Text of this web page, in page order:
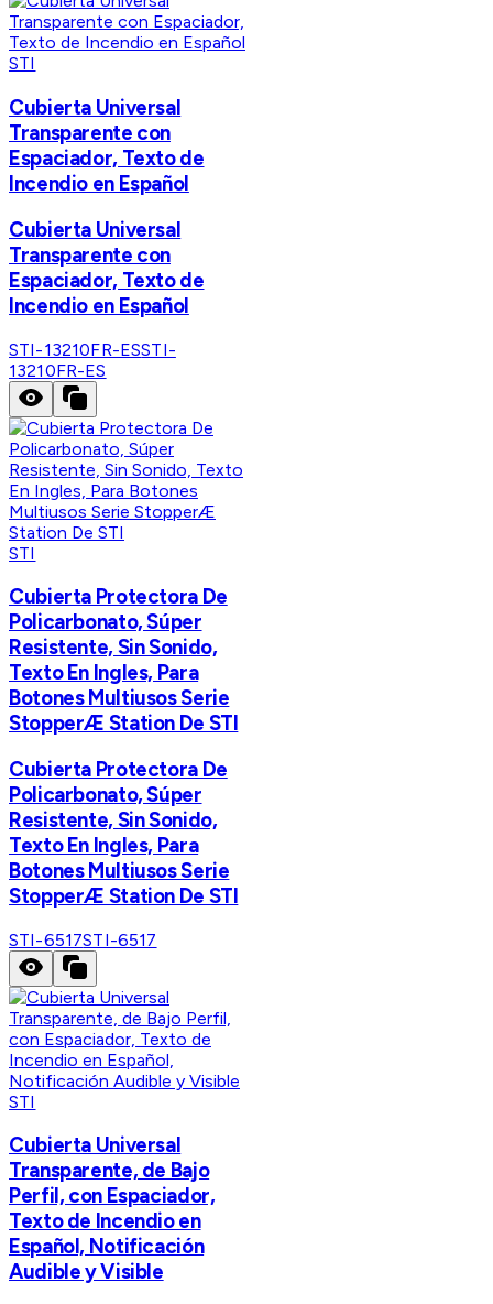
STI
Cubierta Universal
Transparente con
Espaciador, Texto de
Incendio en Español
Cubierta Universal
Transparente con
Espaciador, Texto de
Incendio en Español
STI-13210FR-ESSTI-
13210FR-ES
STI
Cubierta Protectora De
Policarbonato, Súper
Resistente, Sin Sonido,
Texto En Ingles, Para
Botones Multiusos Serie
StopperÆ Station De STI
Cubierta Protectora De
Policarbonato, Súper
Resistente, Sin Sonido,
Texto En Ingles, Para
Botones Multiusos Serie
StopperÆ Station De STI
STI-6517STI-6517
STI
Cubierta Universal
Transparente, de Bajo
Perfil, con Espaciador,
Texto de Incendio en
Español, Notificación
Audible y Visible